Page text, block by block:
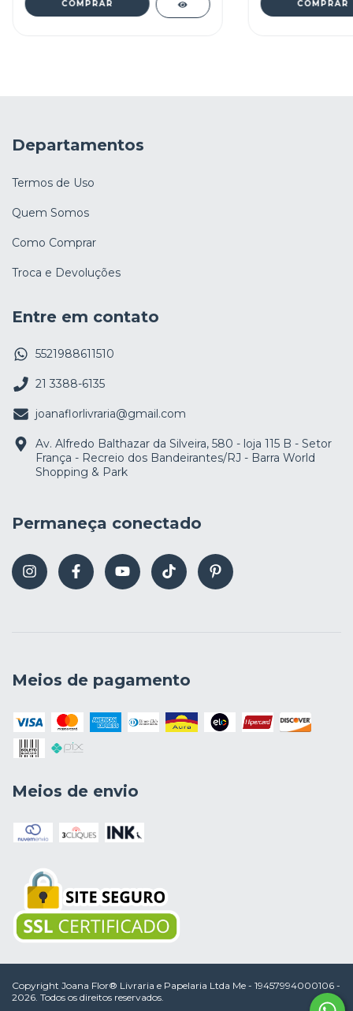
Departamentos
Termos de Uso
Quem Somos
Como Comprar
Troca e Devoluções
Entre em contato
5521988611510
21 3388-6135
joanaflorlivraria@gmail.com
Av. Alfredo Balthazar da Silveira, 580 - loja 115 B - Setor
França - Recreio dos Bandeirantes/RJ - Barra World
Shopping & Park
Permaneça conectado
Meios de pagamento
Meios de envio
Copyright Joana Flor® Livraria e Papelaria Ltda Me - 19457994000106 -
2026. Todos os direitos reservados.